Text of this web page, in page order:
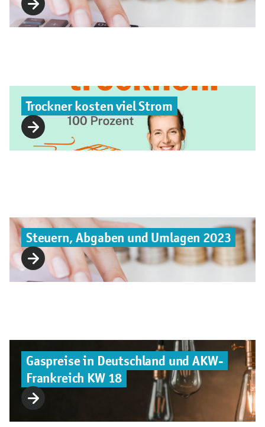
Trockner kosten viel Strom
Steuern, Abgaben und Umlagen 2023
Gaspreise in Deutschland und AKW-
Frankreich KW 18